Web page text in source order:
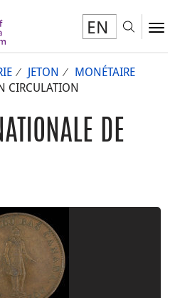
EN
JETON
MONÉTAIRE
CIRCULATION
DE